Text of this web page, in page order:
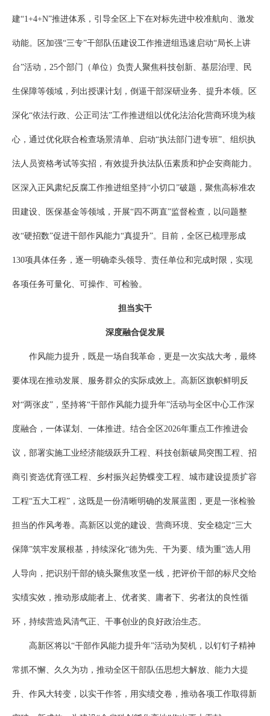
建“1+4+N”推进体系，引导全区上下在对标先进中校准航向、激发
动能。区加强“三专”干部队伍建设工作推进组迅速启动“局长上讲
台”活动，25个部门（单位）负责人聚焦科技创新、基层治理、民
生保障等领域，列出授课计划，倒逼干部深研业务、提升本领。区
深化“依法行政、公正司法”工作推进组以优化法治化营商环境为核
心，通过优化联合检查场景清单、启动“执法部门进专班”、组织执
法人员资格考试等实招，有效提升执法队伍素质和护企安商能力。
区深入正风肃纪反腐工作推进组坚持“小切口”破题，聚焦高标准农
田建设、医保基金等领域，开展“四不两直”监督检查，以问题整
改“硬招数”促进干部作风能力“真提升”。目前，全区已梳理形成
130项具体任务，逐一明确牵头领导、责任单位和完成时限，实现
各项任务可量化、可操作、可检验。
担当实干
深度融合促发展
作风能力提升，既是一场自我革命，更是一次实战大考，最终
要体现在推动发展、服务群众的实际成效上。高新区旗帜鲜明反
对“两张皮”，坚持将“干部作风能力提升年”活动与全区中心工作深
度融合，一体谋划、一体推进。结合全区2026年重点工作推进会
议，部署实施工业经济能级跃升工程、科技创新破局突围工程、招
商引资选优育强工程、乡村振兴起势蝶变工程、城市建设提质扩容
工程“五大工程”，这既是一份清晰明确的发展蓝图，更是一张检验
担当的作风考卷。高新区以党的建设、营商环境、安全稳定“三大
保障”筑牢发展根基，持续深化“德为先、干为要、绩为重”选人用
人导向，把识别干部的镜头聚焦攻坚一线，把评价干部的标尺交给
实绩实效，推动形成能者上、优者奖、庸者下、劣者汰的良性循
环，持续营造风清气正、干事创业的良好政治生态。
高新区将以“干部作风能力提升年”活动为契机，以钉钉子精神
常抓不懈、久久为功，推动全区干部队伍思想大解放、能力大提
升、作风大转变，以实干作答，用实绩交卷，推动各项工作取得新